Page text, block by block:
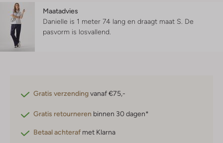
Maatadvies
Danielle is 1 meter 74 lang en draagt maat S. De
pasvorm is losvallend
Gratis verzendingvanaf €75,-
Gratis retourneren binnen 30 dagen*
Betaal achteraf met Klarna